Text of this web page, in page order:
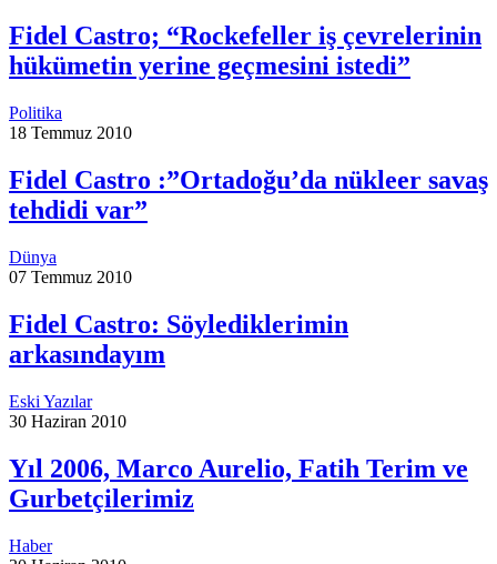
Fidel Castro; “Rockefeller iş çevrelerinin
hükümetin yerine geçmesini istedi”
Politika
18 Temmuz 2010
Fidel Castro :”Ortadoğu’da nükleer savaş
tehdidi var”
Dünya
07 Temmuz 2010
Fidel Castro: Söylediklerimin
arkasındayım
Eski Yazılar
30 Haziran 2010
Yıl 2006, Marco Aurelio, Fatih Terim ve
Gurbetçilerimiz
Haber